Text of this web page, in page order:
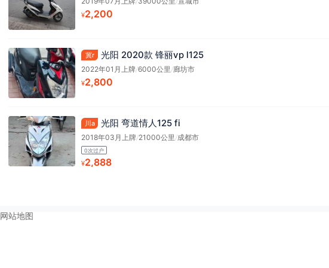
¥2,200
冀r 光阳 2020款 锋丽vp l125
2022年01月上牌/6000公里 /廊坊市
¥2,800
川a 光阳 弯道情人125 fi
2018年03月上牌/21000公里 /成都市
0次过户
¥2,888
网站地图